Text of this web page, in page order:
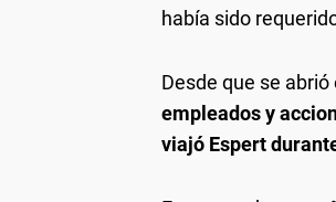
había sido
Desde que se
empleados y
viajó Espert